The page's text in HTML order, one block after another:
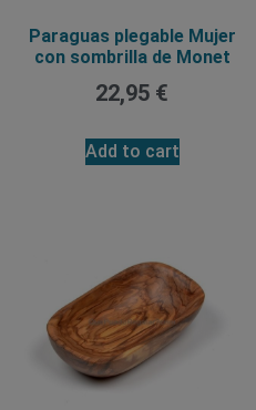
Paraguas plegable Mujer
con sombrilla de Monet
22,95 €
Add to cart